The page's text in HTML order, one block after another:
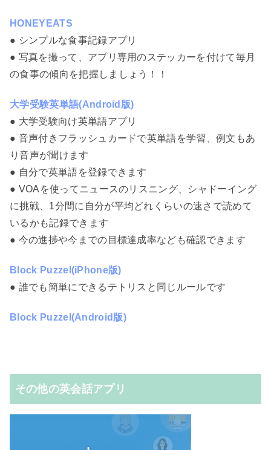
HONEYEATS
● シンプルな食事記録アプリ
● 写真を撮って、アプリ専用のステッカーを付けて毎月
の食事の傾向を把握しましょう！！
大学受験英単語(Android版)
● 大学受験向け英単語アプリ
● 音声付きフラッシュカードで英単語を学習、例文もあ
り音声が聞けます
● 自分で英単語を登録できます
● VOAを使ってニュースのリスニング、シャドーイング
に挑戦、1分間に自分が平均どれくらいの速さで読めて
いるかも記録できます
● 今の進捗や今までの目標達成率なども確認できます
Block Puzzel(iPhone版)
● 誰でも簡単にできるテトリスと同じルールです
Block Puzzel(Android版)
その他の英会話アプリ